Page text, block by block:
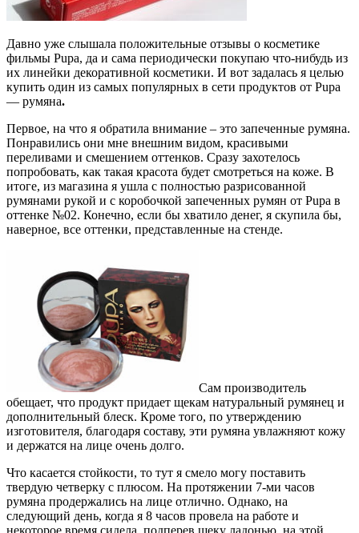
Давно уже слышала положительные отзывы о косметике
фильмы Pupa, да и сама периодически покупаю что-нибудь из
их линейки декоративной косметики. И вот задалась я целью
купить один из самых популярных в сети продуктов от Pupa
— румяна.
Первое, на что я обратила внимание – это запеченные румяна.
Понравились они мне внешним видом, красивыми
переливами и смешением оттенков. Сразу захотелось
попробовать, как такая красота будет смотреться на коже. В
итоге, из магазина я ушла с полностью разрисованной
румянами рукой и с коробочкой запеченных румян от Pupa в
оттенке №02. Конечно, если бы хватило денег, я скупила бы,
наверное, все оттенки, представленные на стенде.
Сам производитель
обещает, что продукт придает щекам натуральный румянец и
дополнительный блеск. Кроме того, по утверждению
изготовителя, благодаря составу, эти румяна увлажняют кожу
и держатся на лице очень долго.
Что касается стойкости, то тут я смело могу поставить
твердую четверку с плюсом. На протяжении 7-ми часов
румяна продержались на лице отлично. Однако, на
следующий день, когда я 8 часов провела на работе и
некоторое время сидела, подперев щеку ладонью, на этой